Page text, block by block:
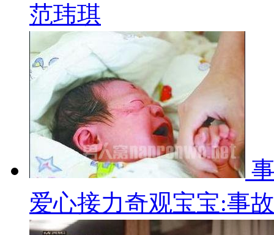
范玮琪
爱心接力奇观宝宝:事